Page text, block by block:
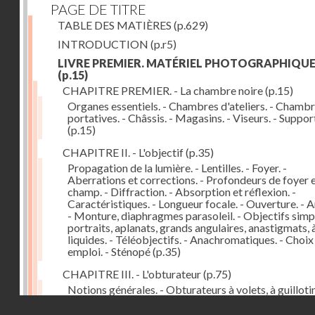
PAGE DE TITRE
TABLE DES MATIÈRES (p.629)
INTRODUCTION (p.r5)
LIVRE PREMIER. MATÉRIEL PHOTOGRAPHIQUE
(p.15)
CHAPITRE PREMIER. - La chambre noire(p.15)
Organes essentiels. - Chambres d'ateliers. -
portatives. - Châssis. - Magasins. - Viseurs. -
(p.15)
CHAPITRE II. - L'objectif(p.35)
Propagation de la lumière. - Lentilles. - Foyer. -
Aberrations et corrections. - Profondeurs de foyer
champ. - Diffraction. - Absorption et réflexion. -
Caractéristiques. - Longueur focale. - Ouverture. -
- Monture, diaphragmes parasoleil. - Objectifs
portraits, aplanats, grands angulaires, anastigmats,
liquides. - Téléobjectifs. - Anachromatiques. -
emploi. - Sténopé(p.35)
CHAPITRE III. - L'obturateur(p.75)
Notions générales. - Obturateurs à volets, à